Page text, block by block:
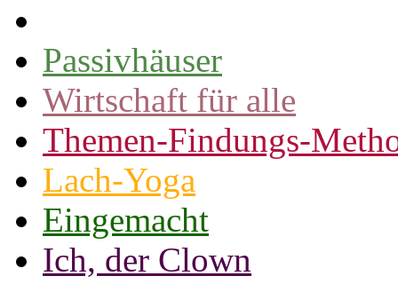
Passivhäuser
Wirtschaft für alle
Themen-Findungs-
Lach-Yoga
Eingemacht
Ich, der Clown